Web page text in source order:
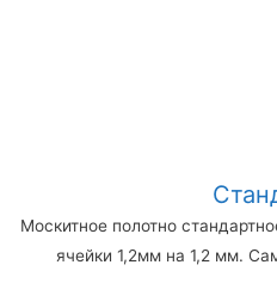
Москитное полотно
ячейки 1,2мм на 1,2 мм.